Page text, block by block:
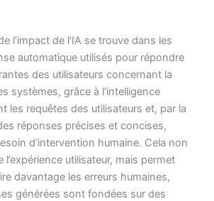
l’impact de l’IA se trouve dans les
automatique utilisés pour répondre
des utilisateurs concernant la
systèmes, grâce à l’intelligence
les requêtes des utilisateurs et, par la
réponses précises et concises,
d’intervention humaine. Cela non
l’expérience utilisateur, mais permet
davantage les erreurs humaines,
générées sont fondées sur des